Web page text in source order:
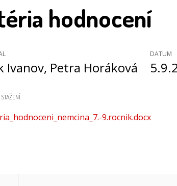
hodnocení
Ivanov, Petra Horáková
DATUM
9.rocnik.docx